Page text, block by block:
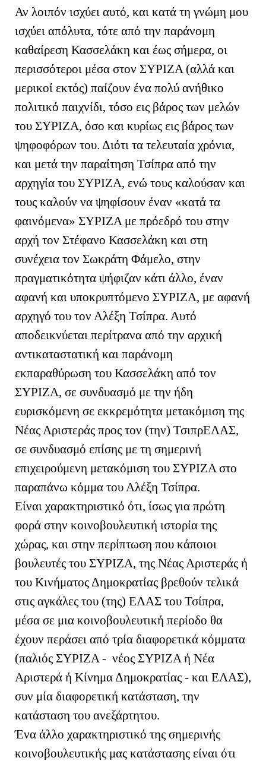
Αν λοιπόν ισχύει αυτό, και κατά τη γνώμη μου
ισχύει απόλυτα, τότε από την παράνομη
καθαίρεση Κασσελάκη και έως σήμερα, οι
περισσότεροι μέσα στον ΣΥΡΙΖΑ (αλλά και
μερικοί εκτός) παίζουν ένα πολύ ανήθικο
πολιτικό παιχνίδι, τόσο εις βάρος των μελών
του ΣΥΡΙΖΑ, όσο και κυρίως εις βάρος των
ψηφοφόρων του. Διότι τα τελευταία χρόνια,
και μετά την παραίτηση Τσίπρα από την
αρχηγία του ΣΥΡΙΖΑ, ενώ τους καλούσαν και
τους καλούν να ψηφίσουν έναν «κατά τα
φαινόμενα» ΣΥΡΙΖΑ με πρόεδρό του στην
αρχή τον Στέφανο Κασσελάκη και στη
συνέχεια τον Σωκράτη Φάμελο, στην
πραγματικότητα ψήφιζαν κάτι άλλο, έναν
αφανή και υποκρυπτόμενο ΣΥΡΙΖΑ, με αφανή
αρχηγό του τον Αλέξη Τσίπρα. Αυτό
αποδεικνύεται περίτρανα από την αρχική
αντικαταστατική και παράνομη
εκπαραθύρωση του Κασσελάκη από τον
ΣΥΡΙΖΑ, σε συνδυασμό με την ήδη
ευρισκόμενη σε εκκρεμότητα μετακόμιση της
Νέας Αριστεράς προς τον (την) ΤσιπρΕΛΑΣ,
σε συνδυασμό επίσης με τη σημερινή
επιχειρούμενη μετακόμιση του ΣΥΡΙΖΑ στο
παραπάνω κόμμα του Αλέξη Τσίπρα.
Είναι χαρακτηριστικό ότι, ίσως για πρώτη
φορά στην κοινοβουλευτική ιστορία της
χώρας, και στην περίπτωση που κάποιοι
βουλευτές του ΣΥΡΙΖΑ, της Νέας Αριστεράς ή
του Κινήματος Δημοκρατίας βρεθούν τελικά
στις αγκάλες του (της) ΕΛΑΣ του Τσίπρα,
μέσα σε μια κοινοβουλευτική περίοδο θα
έχουν περάσει από τρία διαφορετικά κόμματα
(παλιός ΣΥΡΙΖΑ - νέος ΣΥΡΙΖΑ ή Νέα
Αριστερά ή Κίνημα Δημοκρατίας - και ΕΛΑΣ),
συν μία διαφορετική κατάσταση, την
κατάσταση του ανεξάρτητου.
Ένα άλλο χαρακτηριστικό της σημερινής
κοινοβουλευτικής μας κατάστασης είναι ότι